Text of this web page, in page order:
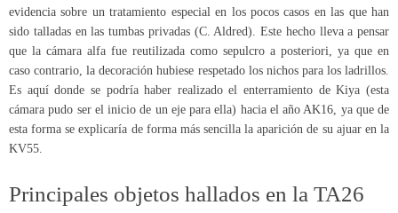
evidencia sobre un tratamiento especial en los pocos casos en las que han
sido talladas en las tumbas privadas (C. Aldred). Este hecho lleva a pensar
que la cámara alfa fue reutilizada como sepulcro a posteriori, ya que en
caso contrario, la decoración hubiese respetado los nichos para los ladrillos.
Es aquí donde se podría haber realizado el enterramiento de Kiya (esta
cámara pudo ser el inicio de un eje para ella) hacia el año AK16, ya que de
esta forma se explicaría de forma más sencilla la aparición de su ajuar en la
KV55.
Principales objetos hallados en la TA26